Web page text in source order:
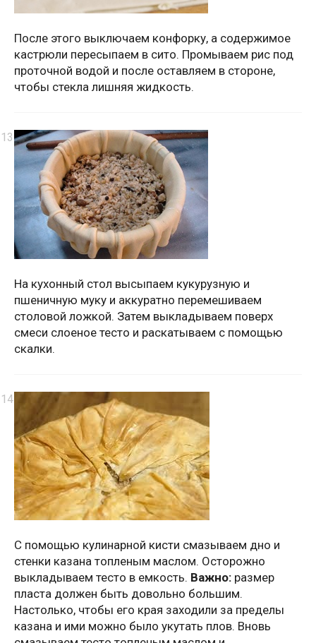
После этого выключаем конфорку, а содержимое
кастрюли пересыпаем в сито. Промываем рис под
проточной водой и после оставляем в стороне,
чтобы стекла лишняя жидкость.
На кухонный стол высыпаем кукурузную и
пшеничную муку и аккуратно перемешиваем
столовой ложкой. Затем выкладываем поверх
смеси слоеное тесто и раскатываем с помощью
скалки.
С помощью кулинарной кисти смазываем дно и
стенки казана топленым маслом. Осторожно
выкладываем тесто в емкость. Важно: размер
пласта должен быть довольно большим.
Настолько, чтобы его края заходили за пределы
казана и ими можно было укутать плов. Вновь